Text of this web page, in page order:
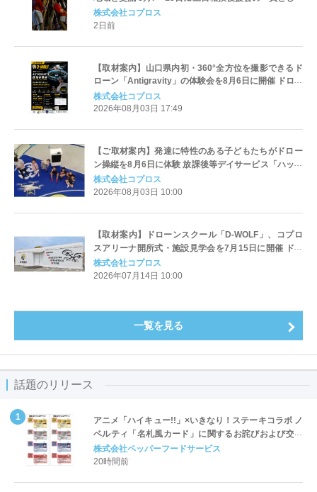
参加
株式会社コプロス
2日前
【取材案内】山口県内初・360°全方位を撮影できるド
ローン「Antigravity」の体験会を8月6日に開催 ドロー
ンスクール「D-WOLF」がコプロスアリーナで
株式会社コプロス
2026年08月03日 17:49
【ご取材案内】発達に特性のある⼦どもたちがドロー
ン操縦を8⽉6⽇に体験 放課後等デイサービス「ハッピ
ーテラス」の⼦どもたちをD-WOLF・コプロスアリー
ナに招いて 最新のドローン技術に触れる機会を提供
株式会社コプロス
2026年08月03日 10:00
【取材案内】ドローンスクール「D-WOLF」、コプロ
スアリーナ開所式・施設見学会を7月15日に開催 ドロ
ーン国家資格の新規取得と更新のできる講習機関とし
てスタート
株式会社コプロス
2026年07月14日 10:00
一覧を見る
話題のリリース
アニメ「ハイキュー!!」×いきなり！ステーキコラボ ノ
ベルティ「名札風カード」に関するお詫びおよび交換
対応についてのご案内
株式会社ペッパーフードサービス
20時間前